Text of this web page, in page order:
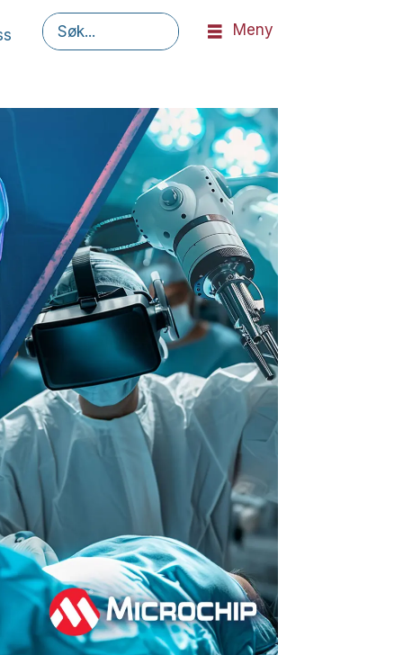
Søk
Meny